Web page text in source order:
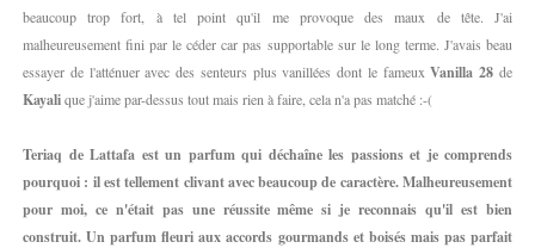
beaucoup trop fort, à tel point qu'il me provoque des maux de tête. J'ai
malheureusement fini par le céder car pas supportable sur le long terme. J'avais beau
essayer de l'atténuer avec des senteurs plus vanillées dont le fameuxVanilla 28 de
Kayalique j'aime par-dessus tout mais rien à faire, cela n'a pas matché :-(
Teriaq de Lattafa est un parfum qui déchaîne les passions et je comprends
pourquoi : il est tellement clivant avec beaucoup de caractère. Malheureusement
pour moi, ce n'était pas une réussite même si je reconnais qu'il est bien
construit. Un parfum fleuri aux accords gourmands et boisés mais pas parfait